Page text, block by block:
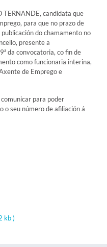
candidata que
para que no prazo de
do chamamento no
presente a
da convocatoria, co fin de
como funcionaria interina,
de Emprego e
para poder
o seu número de afiliación á
kb )